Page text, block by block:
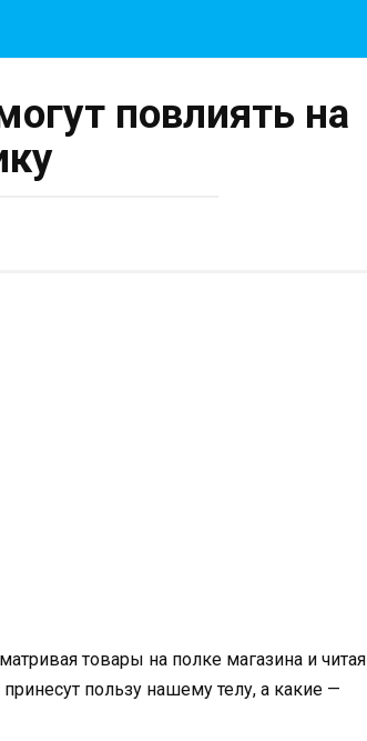
повлиять на
товары на полке магазина и читая
пользу нашему телу, а какие —